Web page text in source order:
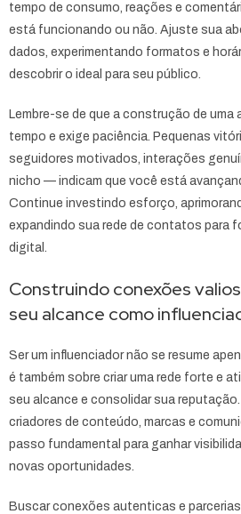
tempo de consumo, reações e
está funcionando ou não. Ajuste sua
dados, experimentando formatos e
descobrir o ideal para seu público.
Lembre-se de que a construção de uma
tempo e exige paciência. Pequenas
seguidores motivados, interações
nicho — indicam que você está
Continue investindo esforço,
expandindo sua rede de contatos para
digital.
Construindo conexões
seu alcance como
Ser um influenciador não se resume
é também sobre criar uma rede forte e
seu alcance e consolidar sua
criadores de conteúdo, marcas e
passo fundamental para ganhar
novas oportunidades.
Buscar conexões autenticas e